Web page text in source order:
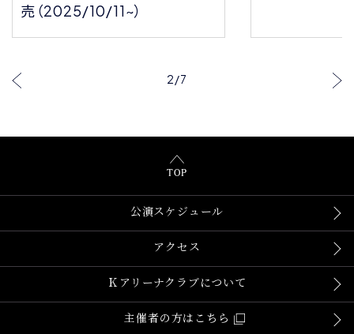
売（2025/10/11~）
2/7
TOP
公演スケジュール
アクセス
Ｋアリーナクラブについて
主催者の方はこちら